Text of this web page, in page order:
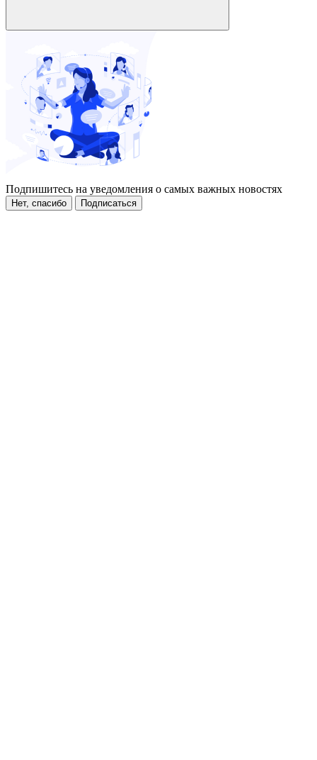
Подпишитесь на уведомления о самых важных новостях
Нет, спасибо Подписаться